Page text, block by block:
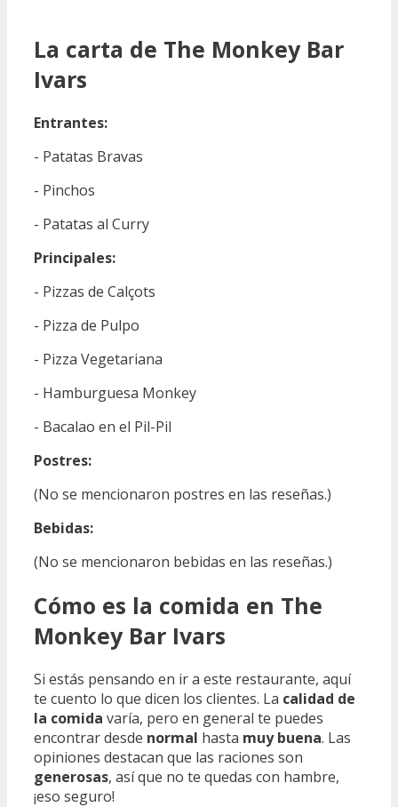
La carta de The Monkey Bar
Ivars
Entrantes:
- Patatas Bravas
- Pinchos
- Patatas al Curry
Principales:
- Pizzas de Calçots
- Pizza de Pulpo
- Pizza Vegetariana
- Hamburguesa Monkey
- Bacalao en el Pil-Pil
Postres:
(No se mencionaron postres en las reseñas.)
Bebidas:
(No se mencionaron bebidas en las reseñas.)
Cómo es la comida en The
Monkey Bar Ivars
Si estás pensando en ir a este restaurante, aquí
te cuento lo que dicen los clientes. La calidad de
la comida varía, pero en general te puedes
encontrar desde normal hasta muy buena. Las
opiniones destacan que las raciones son
generosas, así que no te quedas con hambre,
¡eso seguro!